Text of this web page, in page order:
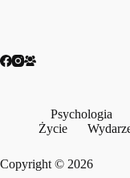
Psychologia
Życie
Copyright © 2026